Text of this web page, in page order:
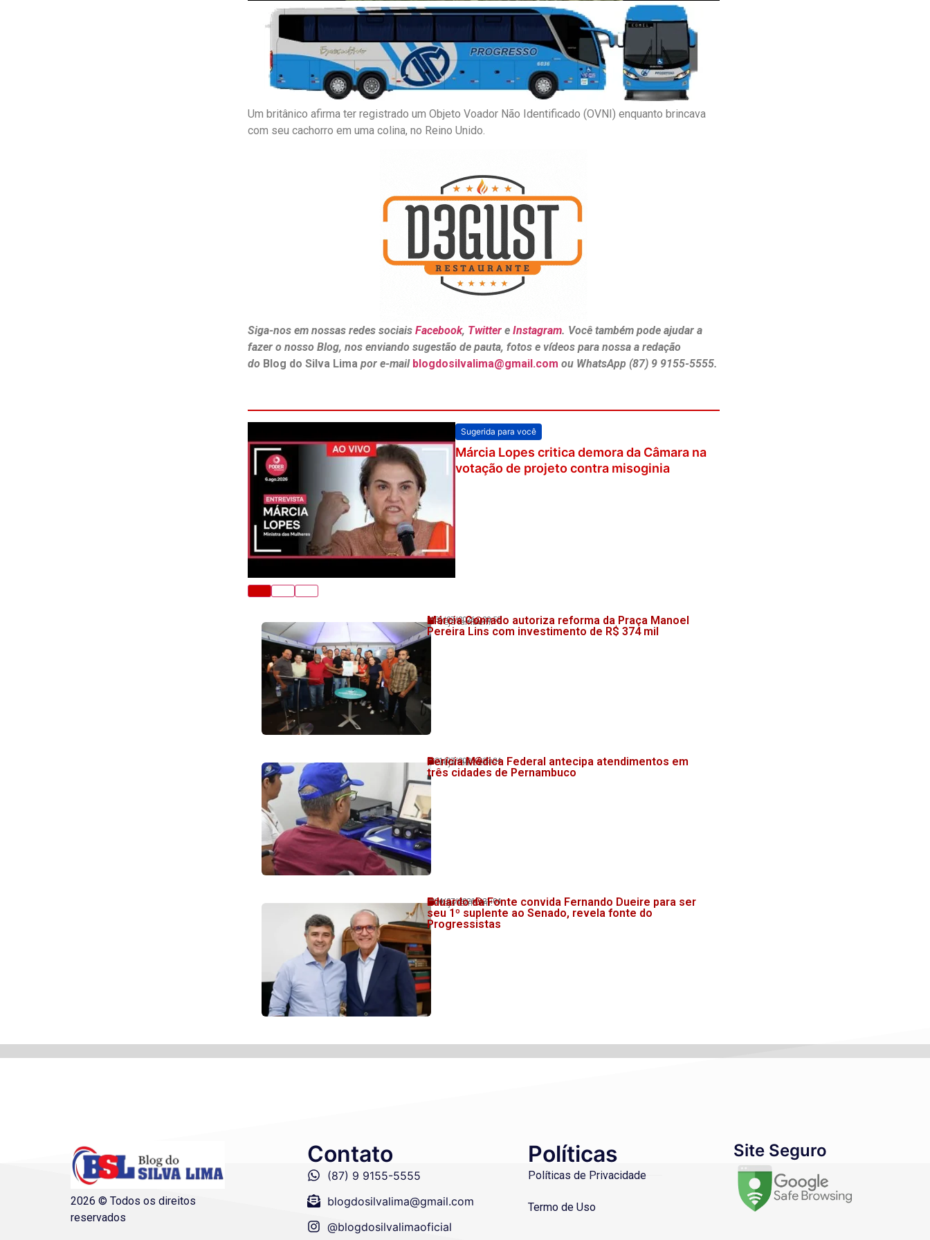
Um britânico afirma ter registrado um Objeto Voador Não Identificado (OVNI) enquanto brincava
com seu cachorro em uma colina, no Reino Unido.
Siga-nos em nossas redes sociais Facebook, Twittere Instagram. Você também pode ajudar a
fazer o nosso Blog, nos enviando sugestão de pauta, fotos e vídeos para nossa a redação
doBlog do Silva Lima por e-mail blogdosilvalima@gmail.com ou WhatsApp (87) 9 9155-5555.
Sugerida para você
Candidatos ao governo de SP participarão
de sabatina na OAB
Pereira Lins com investimento de R$ 374 mil
três cidades de Pernambuco
seu 1º suplente ao Senado, revela fonte do
Progressistas
2026 © Todos os direitos
reservados
(87) 9 9155-5555
blogdosilvalima@gmail.com
@blogdosilvalimaoficial
Políticas de Privacidade